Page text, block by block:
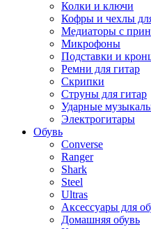
Колки и ключи
Кофры и чехлы
Медиаторы с
Микрофоны
Подставки и
Ремни для гитар
Скрипки
Струны для гитар
Ударные
Электрогитары
Обувь
Converse
Ranger
Shark
Steel
Ultras
Аксессуары для
Домашняя обувь